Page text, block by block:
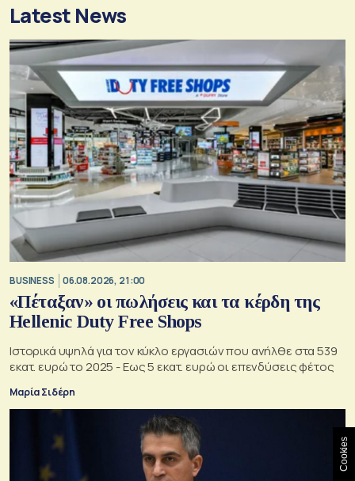
Latest News
BUSINESS 06.08.2026, 21:00
«Πέταξαν» οι πωλήσεις και τα κέρδη της
Hellenic Duty Free Shops
Ιστορικά υψηλά για τον κύκλο εργασιών που ανήλθε στα 539
εκατ. ευρώ το 2025 - Εως 5 εκατ. ευρώ οι επενδύσεις φέτος
Μαρία Σιδέρη
Cookies